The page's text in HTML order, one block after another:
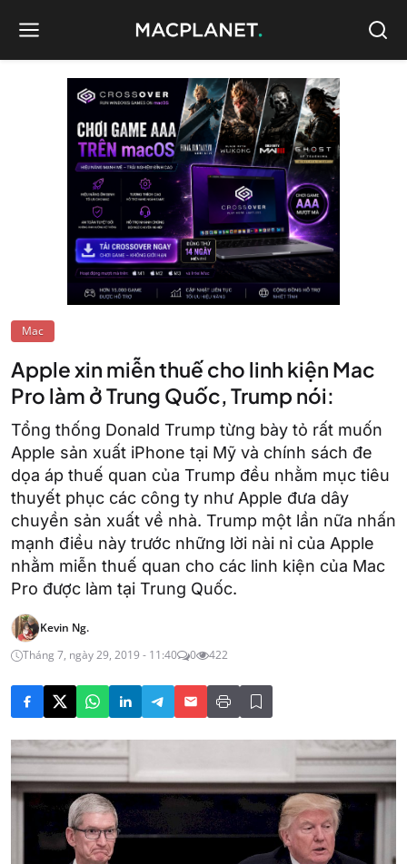
Mac
Apple xin miễn thuế cho linh kiện Mac
Pro làm ở Trung Quốc, Trump nói:
Tổng thống Donald Trump từng bày tỏ rất muốn
Apple sản xuất iPhone tại Mỹ và chính sách đe
dọa áp thuế quan của Trump đều nhằm mục tiêu
thuyết phục các công ty như Apple đưa dây
chuyền sản xuất về nhà. Trump một lần nữa nhấn
mạnh điều này trước những lời nài nỉ của Apple
nhằm miễn thuế quan cho các linh kiện của Mac
Pro được làm tại Trung Quốc.
Kevin Ng.
Tháng 7, ngày 29, 2019 - 11:40
0 422